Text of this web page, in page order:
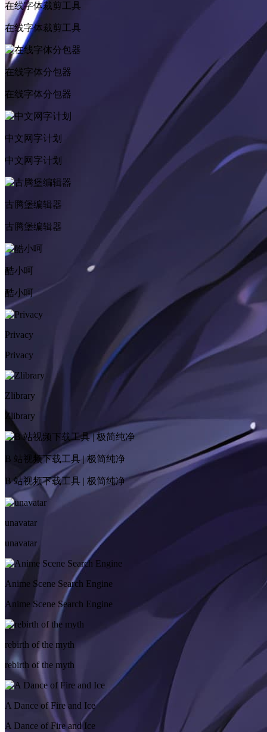
在线字体裁剪工具
在线字体裁剪工具
在线字体分包器
在线字体分包器
中文网字计划
中文网字计划
古腾堡编辑器
古腾堡编辑器
酷小呵
酷小呵
Privacy
Privacy
Zlibrary
Zlibrary
B 站视频下载工具 | 极简纯净
B 站视频下载工具 | 极简纯净
unavatar
unavatar
Anime Scene Search Engine
Anime Scene Search Engine
rebirth of the myth
rebirth of the myth
A Dance of Fire and Ice
A Dance of Fire and Ice